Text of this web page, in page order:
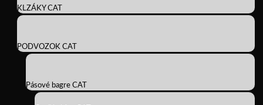
KLZÁKY CAT
PODVOZOK CAT
Pásové bagre CAT